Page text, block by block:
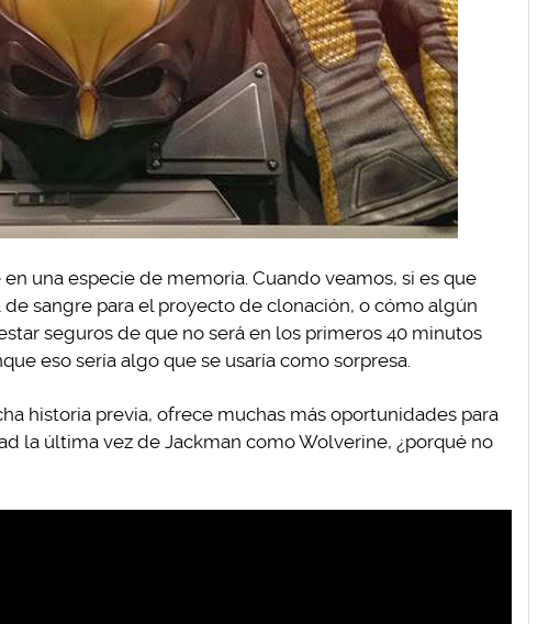
una especie de memoria. Cuando veamos, si es que
sangre para el proyecto de clonación, o cómo algún
seguros de que no será en los primeros 40 minutos
eso sería algo que se usaría como sorpresa.
historia previa, ofrece muchas más oportunidades para
la última vez de Jackman como Wolverine, ¿porqué no